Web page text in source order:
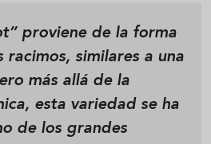
proviene de la forma
racimos, similares a una
más allá de la
esta variedad se ha
de los grandes